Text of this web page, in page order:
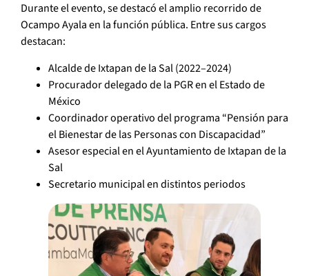
Durante el evento, se destacó el amplio recorrido de
Ocampo Ayala en la función pública. Entre sus cargos
destacan:
Alcalde de Ixtapan de la Sal (2022–2024)
Procurador delegado de la PGR en el Estado de
México
Coordinador operativo del programa “Pensión para
el Bienestar de las Personas con Discapacidad”
Asesor especial en el Ayuntamiento de Ixtapan de la
Sal
Secretario municipal en distintos periodos